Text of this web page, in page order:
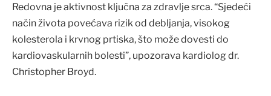
Redovna je aktivnost ključna za zdravlje srca. “Sjedeći
način života povećava rizik od debljanja, visokog
kolesterola i krvnog prtiska, što može dovesti do
kardiovaskularnih bolesti”, upozorava kardiolog dr.
Christopher Broyd.